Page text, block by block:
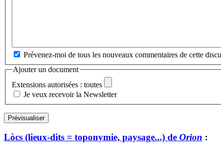
Prévenez-moi de tous les nouveaux commentaires de cette
Ajouter un document
Extensions autorisées : toutes
Je veux recevoir la Newsletter
Lòcs (lieux-dits = toponymie, paysage...) de Orion :